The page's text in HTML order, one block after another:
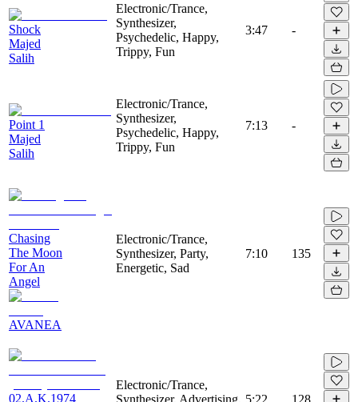
Shock
Majed
Salih
Electronic/Trance,
Synthesizer,
Psychedelic, Happy,
Trippy, Fun
3:47 -
Point 1
Majed
Salih
Electronic/Trance,
Synthesizer,
Psychedelic, Happy,
Trippy, Fun
7:13 -
Chasing
The Moon
For An
Angel
AVANEA
Electronic/Trance,
Synthesizer, Party,
Energetic, Sad
7:10 135
02.A.K.1974
Electronic/Trance,
Synthesizer, Advertising, 5:22 128